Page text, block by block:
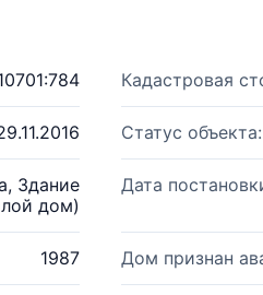
Кадастровая
Статус объекта:
Здание
дом)
Дата
1987 Дом признан